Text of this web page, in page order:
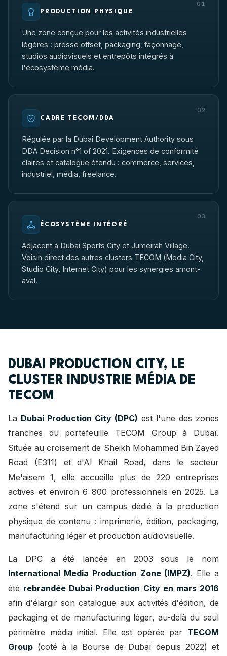
PRODUCTION PHYSIQUE
01
Une zone conçue pour les activités industrielles
légères : presse offset, packaging, façonnage,
studios audiovisuels et entrepôts intégrés à
l'écosystème média.
CADRE TECOM/DDA
02
Régulée par la Dubai Development Authority sous
DDA Decision n°1 of 2021. Exigences de conformité
claires et catalogue étendu : commerce, services,
industriel, média, freelance.
ÉCOSYSTÈME INTÉGRÉ
03
Adjacent à Dubai Sports City et Jumeirah Village.
Voisin direct des autres clusters TECOM (Media City,
Studio City, Internet City) pour les synergies amont-
aval.
DUBAI PRODUCTION CITY, LE
CLUSTER INDUSTRIE MÉDIA DE
TECOM
La Dubai Production City (DPC) est l'une des zones
franches du portefeuille TECOM Group à Dubaï.
Située au croisement de Sheikh Mohammed Bin Zayed
Road (E311) et d'Al Khail Road, dans le secteur
Me'aisem 1, elle accueille plus de 220 entreprises
actives et environ 6 800 professionnels en 2025. La
zone s'étend sur un campus dédié à la production
physique de contenu : imprimerie, édition, packaging,
manufacturing léger et production audiovisuelle.
La DPC a été lancée en 2003 sous le nom
International Media Production Zone (IMPZ). Elle a
été rebrandée Dubai Production City en mars 2016
afin d'élargir son catalogue aux activités d'édition, de
packaging et de manufacturing léger, au-delà du seul
périmètre média initial. Elle est opérée par TECOM
Group (coté à la Bourse de Dubaï depuis 2022) et